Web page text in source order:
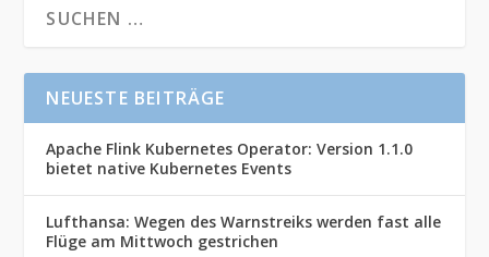
NEUESTE BEITRÄGE
Apache Flink Kubernetes Operator: Version 1.1.0
bietet native Kubernetes Events
Lufthansa: Wegen des Warnstreiks werden fast alle
Flüge am Mittwoch gestrichen